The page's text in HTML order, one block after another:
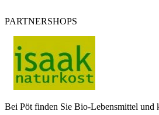
PARTNERSHOPS
Bei Pöt finden Sie Bio-Lebensmittel und